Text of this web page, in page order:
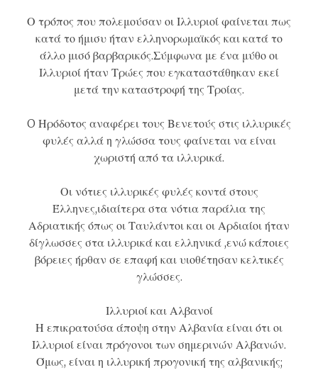
Ο τρόπος που πολεμούσαν οι Ιλλυριοί φαίνεται πως
κατά το ήμισυ ήταν ελληνορωμαϊκός και κατά το
άλλο μισό βαρβαρικός.Σύμφωνα με ένα μύθο οι
Ιλλυριοί ήταν Τρώες που εγκαταστάθηκαν εκεί
μετά την καταστροφή της Τροίας.
O Ηρόδοτος αναφέρει τους Βενετούς στις ιλλυρικές
φυλές αλλά η γλώσσα τους φαίνεται να είναι
χωριστή από τα ιλλυρικά.
Οι νότιες ιλλυρικές φυλές κοντά στους
Έλληνες,ιδιαίτερα στα νότια παράλια της
Αδριατικής όπως οι Ταυλάντοι και οι Αρδιαίοι ήταν
δίγλωσσες στα ιλλυρικά και ελληνικά ,ενώ κάποιες
βόρειες ήρθαν σε επαφή και υιοθέτησαν κελτικές
γλώσσες.
Ιλλυριοί και Αλβανοί
Η επικρατούσα άποψη στην Αλβανία είναι ότι οι
Ιλλυριοί είναι πρόγονοι των σημερινών Αλβανών.
Όμως, είναι η ιλλυρική προγονική της αλβανικής;